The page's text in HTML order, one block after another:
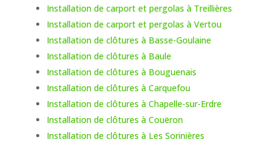
Installation de carport et pergolas à Treillières
Installation de carport et pergolas à Vertou
Installation de clôtures à Basse-Goulaine
Installation de clôtures à Baule
Installation de clôtures à Bouguenais
Installation de clôtures à Carquefou
Installation de clôtures à Chapelle-sur-Erdre
Installation de clôtures à Couëron
Installation de clôtures à Les Sorinières